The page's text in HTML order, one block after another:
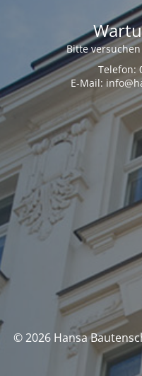
Bitte
Telefon:
E-Mail:
© 2026 Hansa